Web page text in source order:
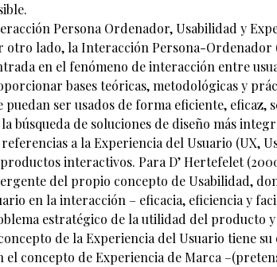
Persona Ordenador, Usabilidad y
otro lado, la Interacción Persona-
en el fenómeno de interacción entre
bases teóricas, metodológicas y
puedan ser usados de forma eficiente,
búsqueda de soluciones de diseño más
referencias a la Experiencia del Usuario (UX,
interactivos. Para D’ Hertefelet
del propio concepto de Usabilidad,
en la interacción – eficacia, eficiencia y
estratégico de la utilidad del producto
de la Experiencia del Usuario tiene
el concepto de Experiencia de Marca